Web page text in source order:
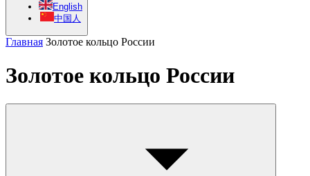
English
中国人
Главная Золотое кольцо России
Золотое кольцо России